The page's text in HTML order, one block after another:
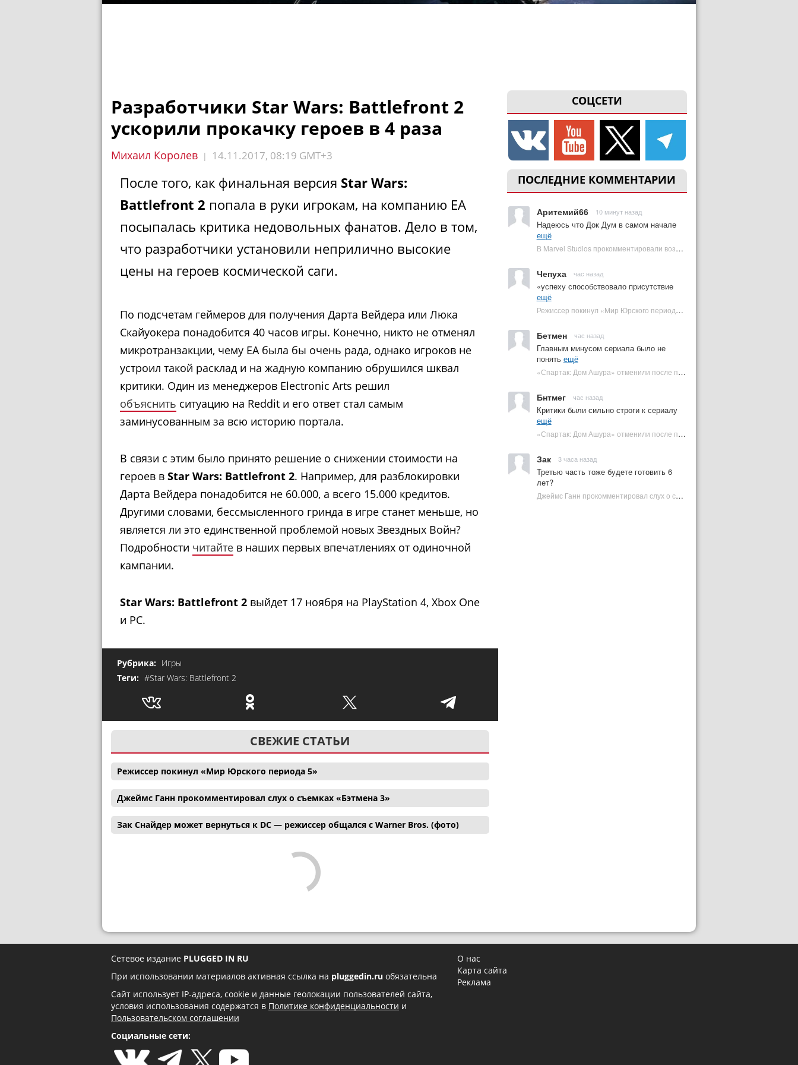
СОЦСЕТИ
ПОСЛЕДНИЕ КОММЕНТАРИИ
Аритемий66 10 минут назад
Надеюсь что Док Дум в самом начале
ещё
В Marvel Studios прокомментировали возвращение Канга на экраны | Plugged In Ru
Чепуха час назад
«успеху способствовало присутствие
ещё
Режиссер покинул «Мир Юрского периода 5» | Plugged In Ru
Бетмен час назад
Главным минусом сериала было не
понять ещё
«Спартак: Дом Ашура» отменили после первого сезона | Plugged In Ru
Бнтмег час назад
Критики были сильно строги к сериалу
ещё
«Спартак: Дом Ашура» отменили после первого сезона | Plugged In Ru
Зак 3 часа назад
Третью часть тоже будете готовить 6
лет?
Джеймс Ганн прокомментировал слух о съемках «Бэтмена 3» | Plugged In Ru
Разработчики Star Wars: Battlefront 2
ускорили прокачку героев в 4 раза
Михаил Королев | 14.11.2017, 08:19 GMT+3
После того, как финальная версия Star Wars:
Battlefront 2 попала в руки игрокам, на компанию EA
посыпалась критика недовольных фанатов. Дело в том,
что разработчики установили неприлично высокие
цены на героев космической саги.
По подсчетам геймеров для получения Дарта Вейдера или Люка
Скайуокера понадобится 40 часов игры. Конечно, никто не отменял
микротранзакции, чему EA была бы очень рада, однако игроков не
устроил такой расклад и на жадную компанию обрушился шквал
критики. Один из менеджеров Electronic Arts решил
объяснить ситуацию на Reddit и его ответ стал самым
заминусованным за всю историю портала.
В связи с этим было принято решение о снижении стоимости на
героев в Star Wars: Battlefront 2. Например, для разблокировки
Дарта Вейдера понадобится не 60.000, а всего 15.000 кредитов.
Другими словами, бессмысленного гринда в игре станет меньше, но
является ли это единственной проблемой новых Звездных Войн?
Подробности читайте в наших первых впечатлениях от одиночной
кампании.
Star Wars: Battlefront 2 выйдет 17 ноября на PlayStation 4, Xbox One
и PC.
Рубрика: Игры
Теги: #Star Wars: Battlefront 2
СВЕЖИЕ СТАТЬИ
Режиссер покинул «Мир Юрского периода 5»
Джеймс Ганн прокомментировал слух о съемках «Бэтмена 3»
Зак Снайдер может вернуться к DC — режиссер общался с Warner Bros. (фото)
Сетевое издание PLUGGED IN RU
При использовании материалов активная ссылка на pluggedin.ru обязательна
Сайт использует IP-адреса, cookie и данные геолокации пользователей сайта,
условия использования содержатся в Политике конфиденциальности и
Пользовательском соглашении
Социальные сети:
О нас
Карта сайта
Реклама